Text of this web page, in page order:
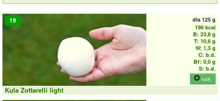
19 dla 125 g
196 kcal
B: 23,8 g
T: 10,6 g
W: 1,3 g
C: b.d.
Bł: 0,0 g
S: b.d.
kalk.
Kula Zottarelli light